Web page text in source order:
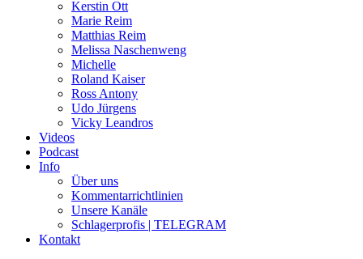
Kerstin Ott
Marie Reim
Matthias Reim
Melissa Naschenweng
Michelle
Roland Kaiser
Ross Antony
Udo Jürgens
Vicky Leandros
Videos
Podcast
Info
Über uns
Kommentarrichtlinien
Unsere Kanäle
Schlagerprofis | TELEGRAM
Kontakt